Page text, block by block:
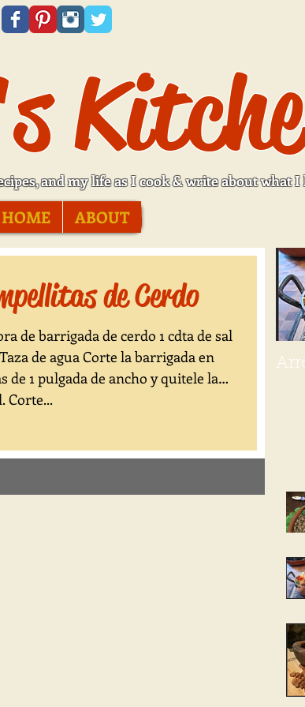
HOME ABOUT
de Cerdo
de barrigada de cerdo 1 cdta de sal
de agua Corte la barrigada en
de 1 pulgada de ancho y quitele la
Corte...
and my life as I cook & write about what I